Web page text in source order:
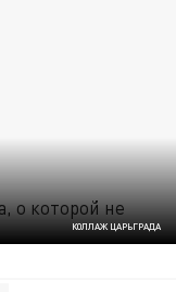
КОЛЛАЖ ЦАРЬГРАДА